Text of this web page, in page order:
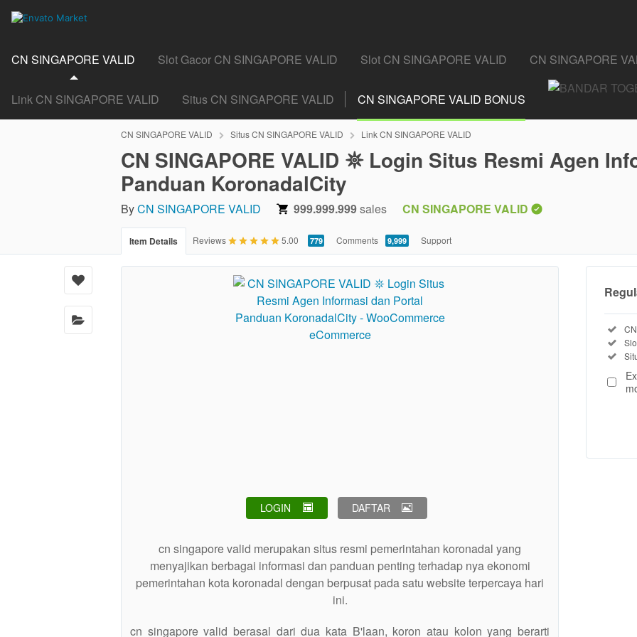
CN SINGAPORE VALID Slot Gacor CN SINGAPORE VALID Slot CN SINGAPORE VALID CN SINGAPORE
Link CN SINGAPORE VALID Situs CN SINGAPORE VALID CN SINGAPORE VALID BONUS
CN SINGAPORE VALID Situs CN SINGAPORE VALID Link CN SINGAPORE VALID
CN SINGAPORE VALID 𖤓 Login Situs Resmi Agen
Panduan KoronadalCity
ByCN SINGAPORE VALID 999.999.999sales CN SINGAPORE VALID
Item Details Reviews 5.00 5.00
stars
779 Comments 9,999 Support
LOGIN DAFTAR
cn singapore valid merupakan situs resmi pemerintahan koronadal yang
menyajikan berbagai informasi dan panduan penting terhadap nya ekonomi
pemerintahan kota koronadal dengan berpusat pada satu website terpercaya hari
ini.
cn singapore valid berasal dari dua kata B'laan, koron atau kolon yang berarti
Use,